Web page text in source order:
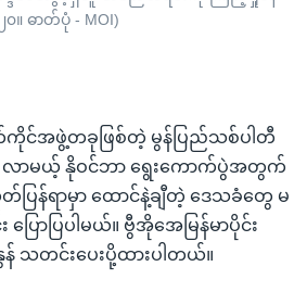
။ ဓာတ်ပုံ - MOI)
ကိုင်အဖွဲ့တခုဖြစ်တဲ့ မွန်ပြည်သစ်ပါတီ
ာ လာမယ့် နိုဝင်ဘာ ရွေးကောက်ပွဲအတွက်
ပြန်ရာမှာ ထောင်နဲ့ချီတဲ့ ဒေသခံတွေ မ
ပြောပြပါမယ်။ ဗွီအိုအေမြန်မာပိုင်း
သတင်းပေးပို့ထားပါတယ်။